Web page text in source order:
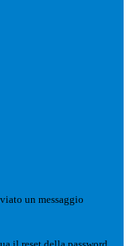
un messaggio